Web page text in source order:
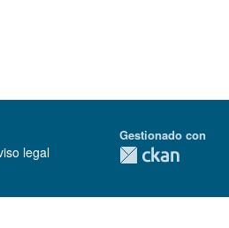
legal
Gestionado con